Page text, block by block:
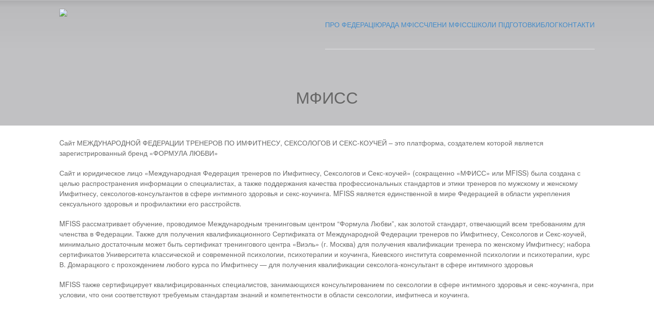
ПРО ФЕДЕРАЦІЮРАДА МФІССЧЛЕНИ МФІССШКОЛИ ПІДГОТОВКИБЛОГКОНТАКТИ
МФИСС
Cайт МЕЖДУНАРОДНОЙ ФЕДЕРАЦИИ ТРЕНЕРОВ ПО ИМФИТНЕСУ, СЕКСОЛОГОВ И СЕКС-КОУЧЕЙ – это платформа, создателем которой является
зарегистрированный бренд «ФОРМУЛА ЛЮБВИ»
Сайт и юридическое лицо «Международная Федерация тренеров по Имфитнесу, Сексологов и Секс-коучей» (сокращенно «МФИСС» или MFISS) была создана с
целью распространения информации о специалистах, а также поддержания качества профессиональных стандартов и этики тренеров по мужскому и женскому
Имфитнесу, сексологов-консультантов в сфере интимного здоровья и секс-коучинга. MFISS является единственной в мире Федерацией в области укрепления
сексуального здоровья и профилактики его расстройств.
MFISS рассматривает обучение, проводимое Международным тренинговым центром “Формула Любви”, как золотой стандарт, отвечающий всем требованиям для
членства в Федерации. Также для получения квалификационного Сертификата от Международной Федерации тренеров по Имфитнесу, Сексологов и Секс-коучей,
минимально достаточным может быть сертификат тренингового центра «Виэль» (г. Москва) для получения квалификации тренера по женскому Имфитнесу; набора
сертификатов Университета классической и современной психологии, психотерапии и коучинга, Киевского института современной психологии и психотерапии, курс
В. Домарацкого с прохождением любого курса по Имфитнесу — для получения квалификации сексолога-консультант в сфере интимного здоровья
MFISS также сертифицирует квалифицированных специалистов, занимающихся консультированием по сексологии в сфере интимного здоровья и секс-коучинга, при
условии, что они соответствуют требуемым стандартам знаний и компетентности в области сексологии, имфитнеса и коучинга.